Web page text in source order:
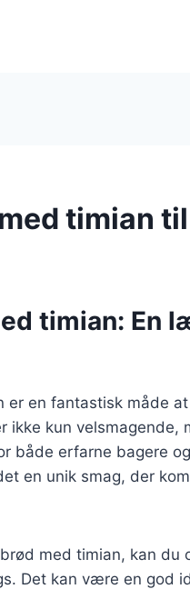
timian
timian: En
er en fantastisk måde
ikke kun
både erfarne bagere
en unik smag, der
med timian, kan
Det kan være en god